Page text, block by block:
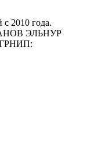
2010 года.
ЭЛЬНУР